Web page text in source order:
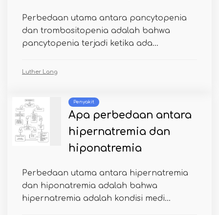
Perbedaan utama antara pancytopenia
dan trombositopenia adalah bahwa
pancytopenia terjadi ketika ada...
Luther Lang
Penyakit
Apa perbedaan antara
hipernatremia dan
hiponatremia
Perbedaan utama antara hipernatremia
dan hiponatremia adalah bahwa
hipernatremia adalah kondisi medi...